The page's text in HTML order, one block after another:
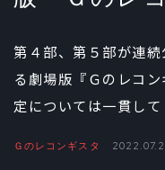
第４部、第５部が連
る劇場版『Ｇのレコ
定については一貫し
Ｇのレコンギスタ